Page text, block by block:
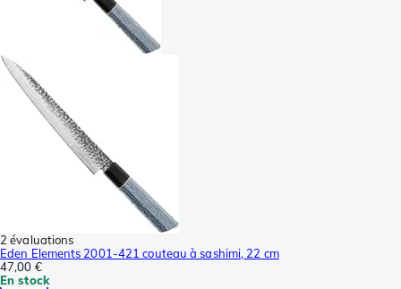
2 évaluations
Eden Elements 2001-421 couteau à sashimi, 22 cm
47,00 €
En stock